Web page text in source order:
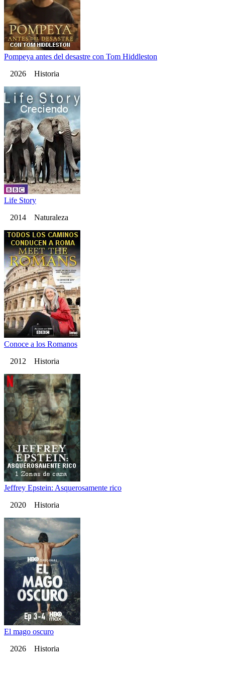
Pompeya antes del desastre con Tom Hiddleston
2026 Historia
Life Story
2014 Naturaleza
Conoce a los Romanos
2012 Historia
Jeffrey Epstein: Asquerosamente rico
2020 Historia
El mago oscuro
2026 Historia